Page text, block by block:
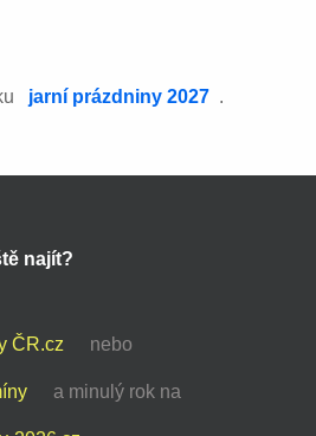
jarní prázdniny 2027 .
najít?
ČR.cz
nebo
a minulý rok na